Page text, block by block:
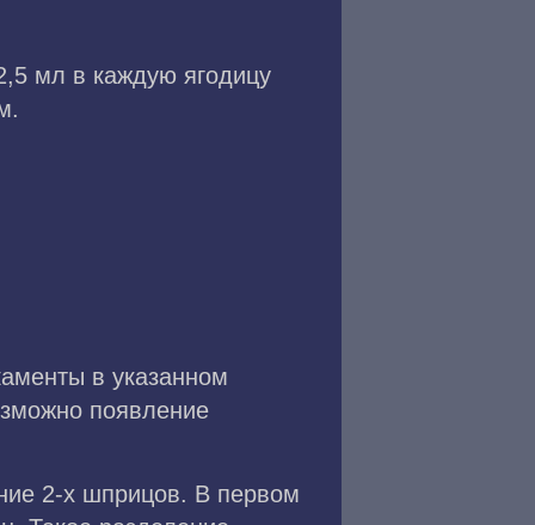
мл в каждую ягодицу
в указанном
появление
2-х шприцов. В первом